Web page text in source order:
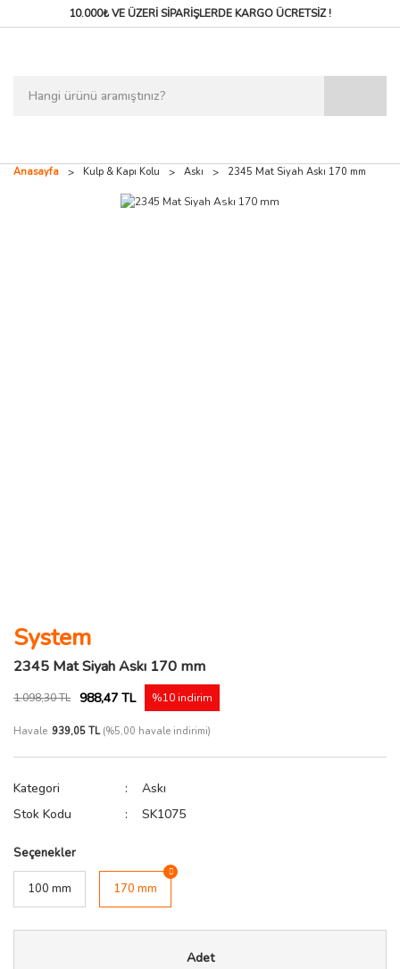
10.000₺ VE ÜZERİ SİPARİŞLERDEKARGO ÜCRETSİZ !
Anasayfa Kulp & Kapı Kolu Askı 2345 Mat Siyah Askı 170 mm
System
2345 Mat Siyah Askı 170 mm
1.098,30 TL 988,47 TL %10 indirim
Havale 939,05 TL(%5,00 havale indirimi)
Kategori
Askı
Stok Kodu
SK1075
Seçenekler
100 mm 170 mm
Adet